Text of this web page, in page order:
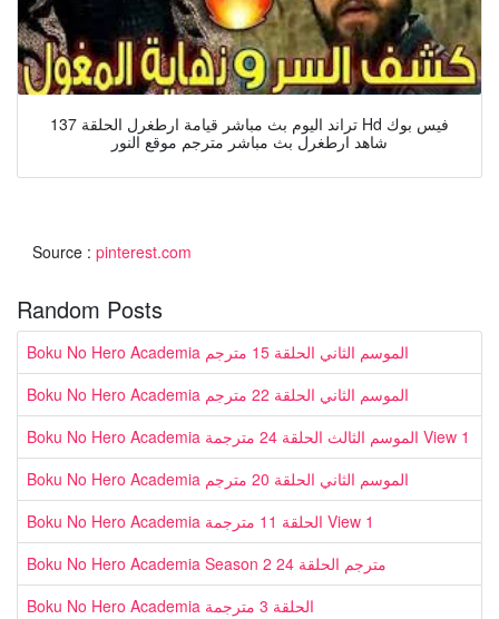
تراند اليوم بث مباشر قيامة ارطغرل الحلقة 137 Hd فيس بوك
شاهد ارطغرل بث مباشر مترجم موقع النور
Source : pinterest.com
Random Posts
Boku No Hero Academia الموسم الثاني الحلقة 15 مترجم
Boku No Hero Academia الموسم الثاني الحلقة 22 مترجم
Boku No Hero Academia الموسم الثالث الحلقة 24 مترجمة View 1
Boku No Hero Academia الموسم الثاني الحلقة 20 مترجم
Boku No Hero Academia الحلقة 11 مترجمة View 1
Boku No Hero Academia Season 2 مترجم الحلقة 24
Boku No Hero Academia الحلقة 3 مترجمة